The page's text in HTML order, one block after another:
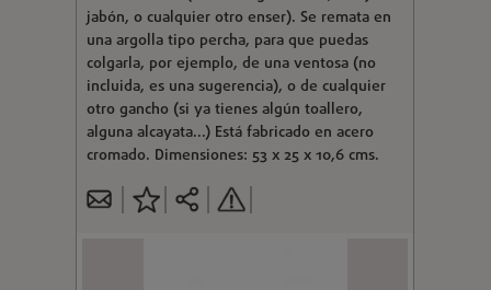
jabón, o cualquier otro enser). Se remata en
una argolla tipo percha, para que puedas
colgarla, por ejemplo, de una ventosa (no
incluida, es una sugerencia), o de cualquier
otro gancho (si ya tienes algún toallero,
alguna alcayata...) Está fabricado en acero
cromado. Dimensiones: 53 x 25 x 10,6 cms.